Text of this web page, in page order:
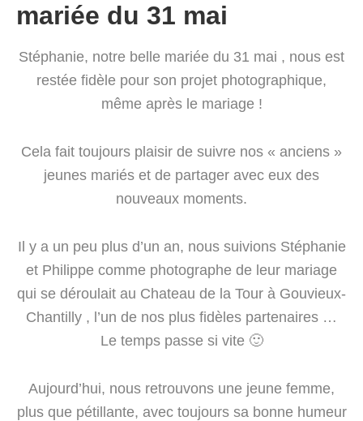
mariée du 31 mai
Stéphanie, notre belle mariée du 31 mai , nous est
restée fidèle pour son projet photographique,
même après le mariage !
Cela fait toujours plaisir de suivre nos « anciens »
jeunes mariés et de partager avec eux des
nouveaux moments.
Il y a un peu plus d’un an, nous suivions Stéphanie
et Philippe comme photographe de leur mariage
qui se déroulait au Chateau de la Tour à Gouvieux-
Chantilly , l’un de nos plus fidèles partenaires …
Le temps passe si vite 🙂
Aujourd’hui, nous retrouvons une jeune femme,
plus que pétillante, avec toujours sa bonne humeur